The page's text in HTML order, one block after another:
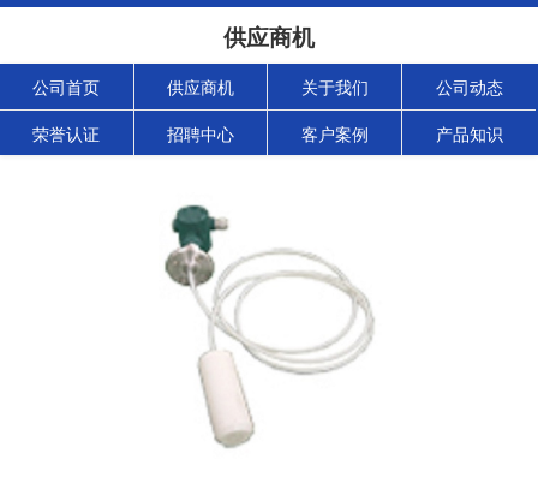
供应商机
公司首页 供应商机 关于我们 公司动态
荣誉认证 招聘中心 客户案例 产品知识